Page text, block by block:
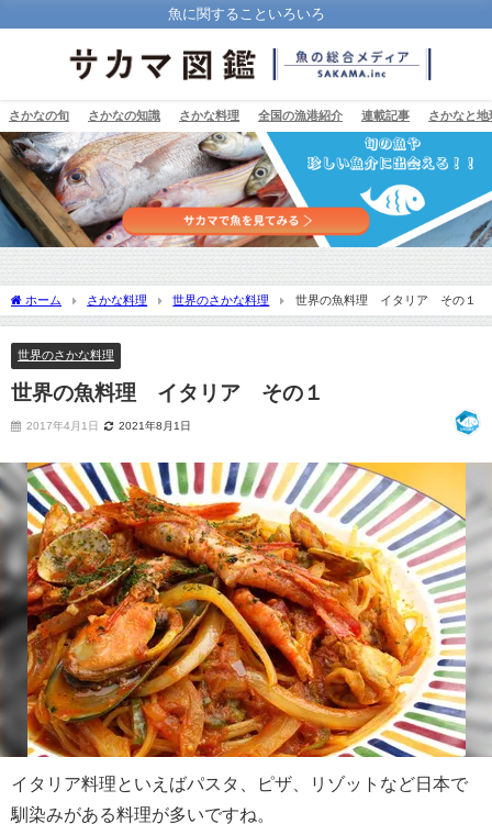
魚に関することいろいろ
さかなの旬 さかなの知識 さかな料理 全国の漁港紹介 連載記事 さかなと地
ホーム さかな料理 世界のさかな料理 世界の魚料理 イタリア その１
世界のさかな料理
世界の魚料理 イタリア その１
2017年4月1日 2021年8月1日
イタリア料理といえばパスタ、ピザ、リゾットなど日本で
馴染みがある料理が多いですね。